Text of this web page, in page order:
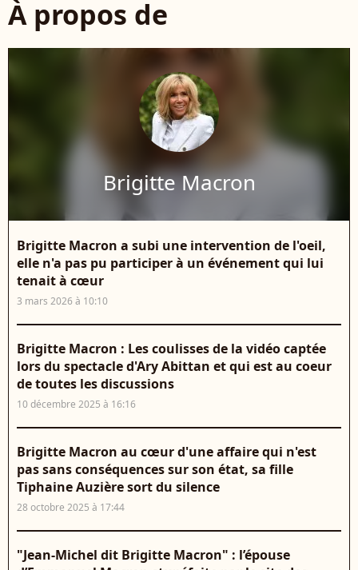
À propos de
Brigitte Macron
Brigitte Macron a subi une intervention de l'oeil,
elle n'a pas pu participer à un événement qui lui
tenait à cœur
3 mars 2026 à 10:10
Brigitte Macron : Les coulisses de la vidéo captée
lors du spectacle d'Ary Abittan et qui est au coeur
de toutes les discussions
10 décembre 2025 à 16:16
Brigitte Macron au cœur d'une affaire qui n'est
pas sans conséquences sur son état, sa fille
Tiphaine Auzière sort du silence
28 octobre 2025 à 17:44
"Jean-Michel dit Brigitte Macron" : l’épouse